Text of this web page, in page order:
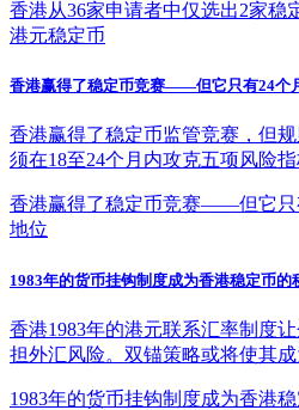
香港从36家申请者中仅选出2家稳
港元稳定币
香港赢得了稳定币竞赛——但它只有24个
香港赢得了稳定币监管竞赛，但
须在18至24个月内攻克五项风险
香港赢得了稳定币竞赛——但它只
地位
1983年的货币挂钩制度成为香港稳定币的
香港1983年的港元联系汇率制度
担外汇风险。双锚策略或将使其成
1983年的货币挂钩制度成为香港